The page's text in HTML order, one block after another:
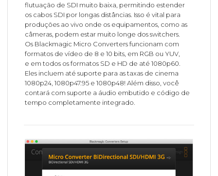
flutuação de SDI muito baixa, permitindo estender
os cabos SDI por longas distâncias. Isso é vital para
produções ao vivo onde os equipamentos, como as
câmeras, podem estar muito longe dos switchers.
Os Blackmagic Micro Converters funcionam com
formatos de vídeo de 8 e 10 bits, em RGB ou YUV,
e em todos os formatos SD e HD de até 1080p60.
Eles incluem até suporte para as taxas de cinema
1080p24, 1080p47.95 e 1080p48! Além disso, você
contará com suporte a áudio embutido e código de
tempo completamente integrado.